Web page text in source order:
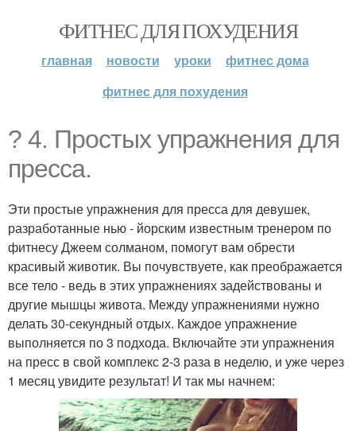
ФИТНЕС ДЛЯ ПОХУДЕНИЯ
главная новости уроки
фитнес дома
фитнес для похудения
? 4. Простых упражнения для
пресса.
Эти простые упражнения для пресса для девушек,
разработанные нью - йорским известным тренером по
фитнесу Джеем солманом, помогут вам обрести
красивый животик. Вы почувствуете, как преображается
все тело - ведь в этих упражнениях задействованы и
другие мышцы живота. Между упражнениями нужно
делать 30-секундный отдых. Каждое упражнение
выполняется по 3 подхода. Включайте эти упражнения
на пресс в свой комплекс 2-3 раза в неделю, и уже через
1 месяц увидите результат! И так мы начнем: